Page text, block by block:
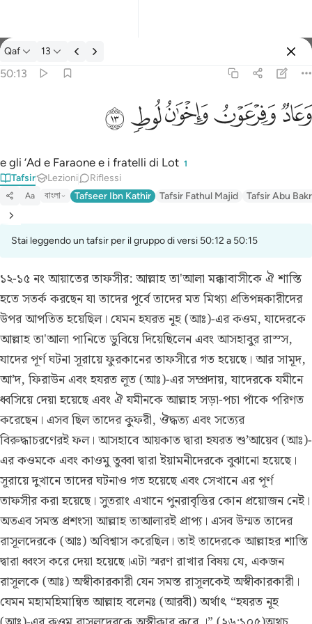
Tafsir: Qaf 50:13
Qaf 13
50:13
وَعَادٌۭ وَفِرْعَوْنُ وَإِخْوَٰنُ لُوطٍۢ ١٣
ﲳﲴﲵﲶﲷ
e gli ‘Ad e Faraone e i fratelli di Lot 1
Tafsir Lezioni Riflessi
Aa বাংলা Tafseer Ibn Kathir Tafsir Fathul Majid Tafsir Abu
Stai leggendo un tafsir per il gruppo di versi 50:12 a 50:15
১২-১৫ নং আয়াতের তাফসীর:আল্লাহ তা'আলা মক্কাবাসীকে ঐ শাস্তি
হতে সতর্ক করছেন যা তাদের পূর্বে তাদের মত মিথ্যা প্রতিপন্নকারীদের
উপর আপতিত হয়েছিল। যেমন হযরত নূহ (আঃ)-এর কওম, যাদেরকে
আল্লাহ তা'আলা পানিতে ডুবিয়ে দিয়েছিলেন এবং আসহাবুর রাস্স,
যাদের পূর্ণ ঘটনা সূরায়ে ফুরকানের তাফসীরে গত হয়েছে। আর সামূদ,
আ’দ, ফিরাউন এবং হযরত লূত (আঃ)-এর সম্প্রদায়, যাদেরকে যমীনে
ধ্বসিয়ে দেয়া হয়েছে এবং ঐ যমীনকে আল্লাহ সড়া-পচা পাঁকে পরিণত
করেছেন। এসব ছিল তাদের কুফরী, ঔদ্ধত্য এবং সত্যের
বিরুদ্ধাচরণেরই ফল। আসহাবে আয়কাত দ্বারা হযরত শু’আয়েব (আঃ)-
এর কওমকে এবং কাওমু তুব্বা দ্বারা ইয়ামনীদেরকে বুঝানো হয়েছে।
সূরায়ে দুখানে তাদের ঘটনাও গত হয়েছে এবং সেখানে এর পূর্ণ
তাফসীর করা হয়েছে। সুতরাং এখানে পুনরাবৃত্তির কোন প্রয়োজন নেই।
অতএব সমস্ত প্রশংসা আল্লাহ তাআলারই প্রাপ্য। এসব উম্মত তাদের
রাসূলদেরকে (আঃ) অবিশ্বাস করেছিল। তাই তাদেরকে আল্লাহর শাস্তি
দ্বারা ধ্বংস করে দেয়া হয়েছে।এটা স্মরণ রাখার বিষয় যে, একজন
রাসূলকে (আঃ) অস্বীকারকারী যেন সমস্ত রাসূলকেই অস্বীকারকারী।
যেমন মহামহিমান্বিত আল্লাহ বলেনঃ (আরবী) অর্থাৎ “হযরত নূহ